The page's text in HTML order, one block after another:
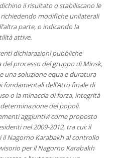
il risultato o stabiliscano le
modifiche unilaterali
parte, o indicando la
attive.
dichiarazioni pubbliche
processo del gruppo di Minsk,
una soluzione equa e duratura
fondamentali dell’Atto finale di
o la minaccia di forza, integrità
dei popoli.
aggiuntivi come proposto
nel 2009-2012, tra cui: il
​​Nagorno Karabakh al controllo
per il Nagorno Karabakh